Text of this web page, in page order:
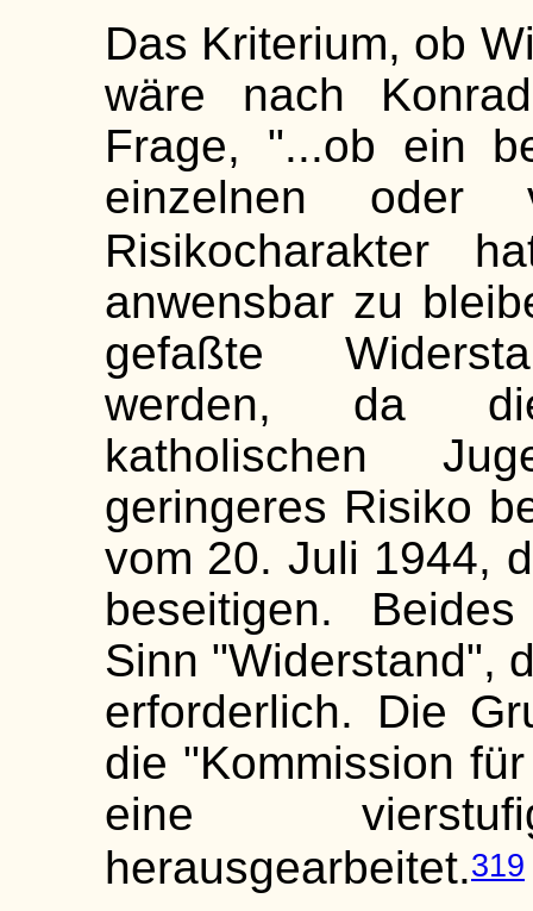
Das Kriterium, ob
wäre nach
Frage, "...ob ein
einzelnen oder
Risikocharakter
anwensbar zu
gefaßte
werden, da
katholischen
geringeres Risiko
vom 20. Juli 1944,
beseitigen.
Sinn "Widerstand",
erforderlich. Die
die "Kommission
eine
herausgearbeitet.319